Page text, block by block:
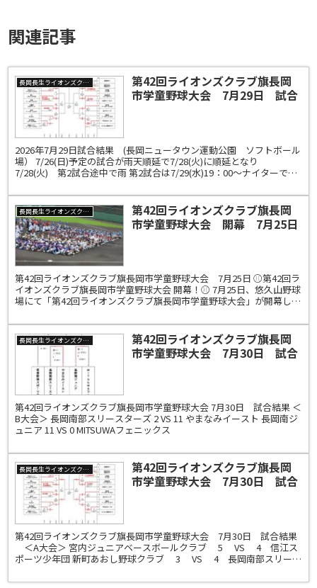
関連記事
長岡長生ライオンズクラブ
第42回ライオンズクラブ旗長岡
市学童野球大会 7月29日 試合
2026年7月29日試合結果 (長岡ニュータウン運動公園 ソフトボール
場） 7/26(日)予定の試合が雨天順延で7/28(火)に順延となり
7/28(火) 第2試合途中で雨 第2試合は7/29(水)19：00～ナイターで継
長岡長生ライオンズクラブ
第42回ライオンズクラブ旗長岡
市学童野球大会 開幕 7月25日
第42回ライオンズクラブ旗長岡市学童野球大会 7月25日 ⚾第42回ラ
イオンズクラブ旗長岡市学童野球大会 開幕！⚾ 7月25日、悠久山野球
場にて「第42回ライオンズクラブ旗長岡市学童野球大会」が開幕しま
長岡長生ライオンズクラブ
第42回ライオンズクラブ旗長岡
市学童野球大会 7月30日 試合
第42回ライオンズクラブ旗長岡市学童野球大会 7月30日 試合結果 ＜
B大会＞ 長岡南部スリースターズ 2 VS 11 やまなみイースト 長岡南ジ
ュニア 11 VS 0 MITSUWAフェニックス
長岡長生ライオンズクラブ
第42回ライオンズクラブ旗長岡
市学童野球大会 7月30日 試合
第42回ライオンズクラブ旗長岡市学童野球大会 7月30日 試合結果
＜A大会＞ 宮内ジュニアベースボールクラブ 5 VS 4 信江ス
ポーツ少年団 新町あおし野球クラブ 3 VS 4 長岡南部スリース